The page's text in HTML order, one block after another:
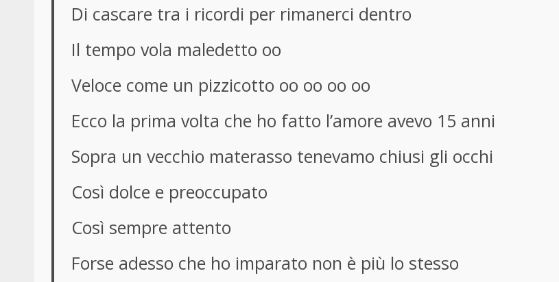
Di cascare tra i ricordi per rimanerci dentro
Il tempo vola maledetto oo
Veloce come un pizzicotto oo oo oo oo
Ecco la prima volta che ho fatto l’amore avevo 15 anni
Sopra un vecchio materasso tenevamo chiusi gli occhi
Così dolce e preoccupato
Così sempre attento
Forse adesso che ho imparato non è più lo stesso